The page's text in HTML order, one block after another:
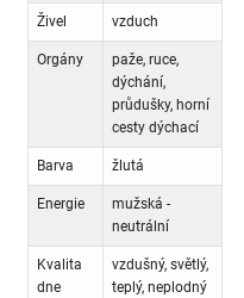
Živel vzduch
Orgány
paže, ruce,
dýchání,
průdušky, horní
cesty dýchací
Barva žlutá
Energie
mužská -
neutrální
Kvalita
dne
vzdušný, světlý,
teplý, neplodný